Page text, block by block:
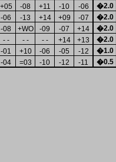
+05 -08 +11 -10 -06 �2.0
-06 -13 +14 +09 -07 �2.0
-08 +WO -09 -07 +14 �2.0
- - - - - - +14 +13 �2.0
-01 +10 -06 -05 -12 �1.0
-04 =03 -10 -12 -11 �0.5